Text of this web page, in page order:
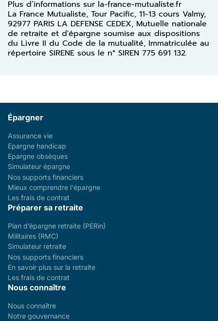
Plus d’informations sur la-france-mutualiste.fr
La France Mutualiste, Tour Pacific, 11-13 cours Valmy,
92977 PARIS LA DEFENSE CEDEX, Mutuelle nationale
de retraite et d'épargne soumise aux dispositions
du Livre II du Code de la mutualité, Immatriculée au
répertoire SIRENE sous le n° SIREN 775 691 132.
Épargner
Assurance vie
Epargne handicap
Epargne obsèques
Simulateur épargne
Nos supports financiers
Mieux comprendre l'épargne
Les frais de contrat
Préparer sa retraite
Plan d’épargne retraite (PERin)
Militaires (RMC)
Simulateur retraite
Nos supports financiers
En savoir plus sur la retraite
Les frais de contrat
Nous connaître
Nous connaître
Notre gouvernance